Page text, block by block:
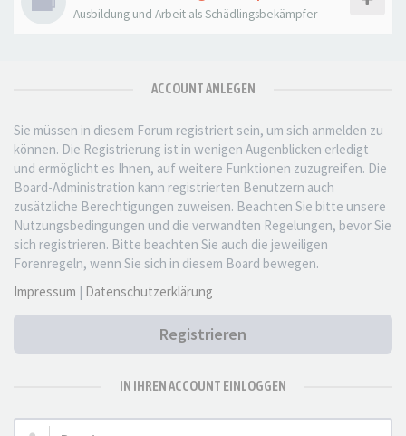
Ausbildung und Arbeit als Schädlingsbekämpfer
ACCOUNT ANLEGEN
Sie müssen in diesem Forum registriert sein, um sich anmelden zu
können. Die Registrierung ist in wenigen Augenblicken erledigt
und ermöglicht es Ihnen, auf weitere Funktionen zuzugreifen. Die
Board-Administration kann registrierten Benutzern auch
zusätzliche Berechtigungen zuweisen. Beachten Sie bitte unsere
Nutzungsbedingungen und die verwandten Regelungen, bevor Sie
sich registrieren. Bitte beachten Sie auch die jeweiligen
Forenregeln, wenn Sie sich in diesem Board bewegen.
Impressum | Datenschutzerklärung
Registrieren
IN IHREN ACCOUNT EINLOGGEN